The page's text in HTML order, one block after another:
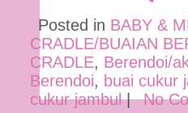
Posted in BABY &
CRADLE/BUAIAN
CRADLE, Berendoi/
Berendoi, buai cukur
cukur jambul| No